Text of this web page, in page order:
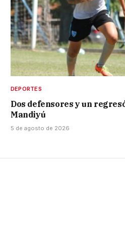
DEPORTES
Dos defensores y un
Mandiyú
5 de agosto de 2026